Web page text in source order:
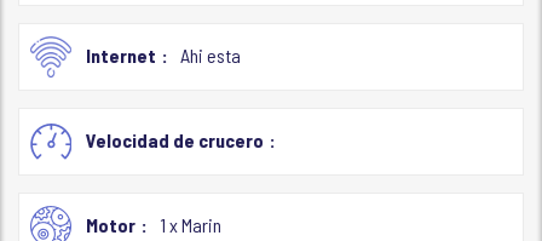
Internet Ahi esta
Velocidad de crucero
Motor 1 x Marin